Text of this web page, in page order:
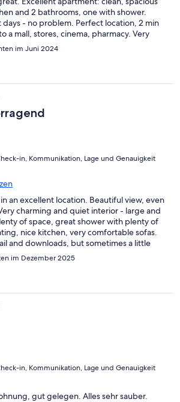
and 2 bathrooms, one with shower.
- no problem. Perfect location, 2 min
a mall, stores, cinema, pharmacy. Very
walking paths. Very close to a forest with
the Dresden city. Overall A+
im Juni 2024
in, Kommunikation, Lage und Genauigkeit
an excellent location. Beautiful view, even
charming and quiet interior - large and
of space, great shower with plenty of
nice kitchen, very comfortable sofas.
and downloads, but sometimes a little
Good restaurants and grocery stores in
things to remark on: check-in and
the host through the Vrbo app and text
able to connect in the end.) The listing
but 'accuracy of listing' is 4 instead of
details about the specific extra cost
for 2 of us), and a 50 euro cash
requested via email prior to checkin
it wasn't claimed, mostly due to the
an inspection at checkout.) Also it's good
property is beautifully finished and a
are almost none of the amenities one
im Dezember 2025
in, Kommunikation, Lage und Genauigkeit
gut gelegen. Alles sehr sauber.